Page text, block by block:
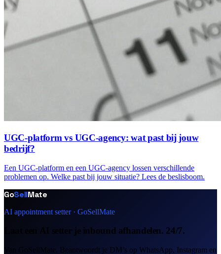
UGC-platform vs UGC-agency: wat past bij jouw
bedrijf?
Een UGC-platform en een UGC-agency lossen verschillende
problemen op. Welke past bij jouw situatie? Lees de beslisboom.
GoSellMate
AI appointment setter · GoSellMate
Laat een AI setter je inbound afhandelen. 24/7.
Van GoSellMate. Beantwoordt je DM’s op WhatsApp, Instagram en